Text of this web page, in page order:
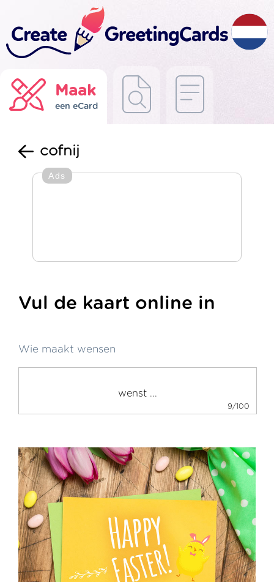
Maak
een eCard
cofnij
Ads
Vul de kaart online in
Wie maakt wensen
9/100